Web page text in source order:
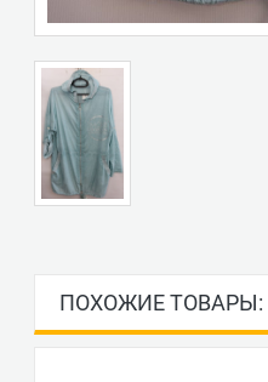
ПОХОЖИЕ ТОВАРЫ: